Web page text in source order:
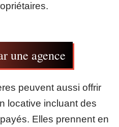
une agence
peuvent aussi offrir
locative incluant des
Elles prennent en